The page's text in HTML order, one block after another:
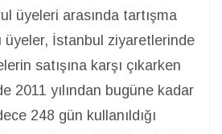
üyeleri arasında tartışma
üyeler, İstanbul ziyaretlerinde
satışına karşı çıkarken
2011 yılından bugüne kadar
248 gün kullanıldığı